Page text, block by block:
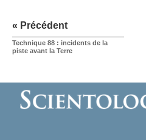
« Précédent
Technique 88 : incidents de la
piste avant la Terre